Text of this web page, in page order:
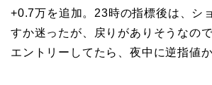
+0.7万を追加。23時の指標後は、シ
すか迷ったが、戻りがありそうなの
エントリーしてたら、夜中に逆指値